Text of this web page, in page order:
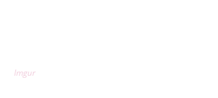
Imgur